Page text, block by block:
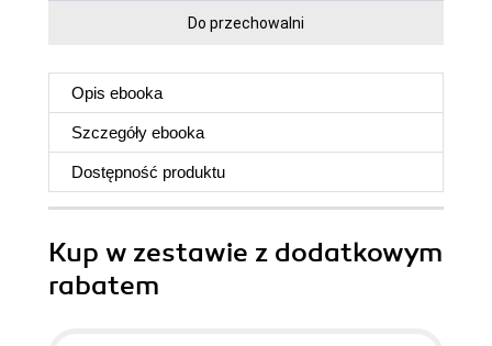
Do przechowalni
Opis ebooka
Szczegóły ebooka
Dostępność produktu
Kup w zestawie z dodatkowym
rabatem